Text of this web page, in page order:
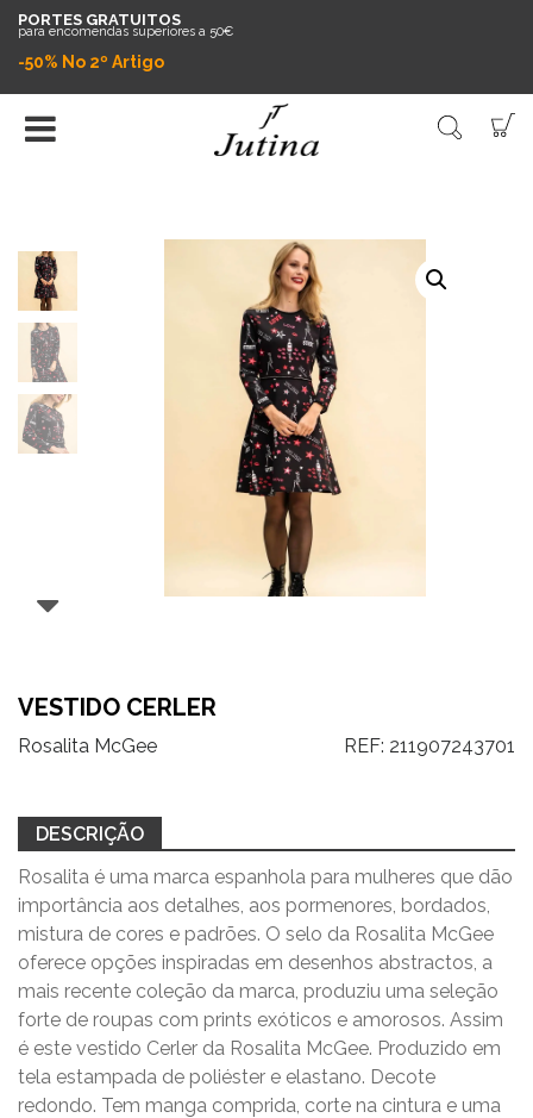
PORTES GRATUITOS
para encomendas superiores a 50€
-50% No 2º Artigo
VESTIDO CERLER
Rosalita McGee REF: 211907243701
DESCRIÇÃO
Rosalita é uma marca espanhola para mulheres que dão
importância aos detalhes, aos pormenores, bordados,
mistura de cores e padrões. O selo da Rosalita McGee
oferece opções inspiradas em desenhos abstractos, a
mais recente coleção da marca, produziu uma seleção
forte de roupas com prints exóticos e amorosos. Assim
é este vestido Cerler da Rosalita McGee. Produzido em
tela estampada de poliéster e elastano. Decote
redondo. Tem manga comprida, corte na cintura e uma